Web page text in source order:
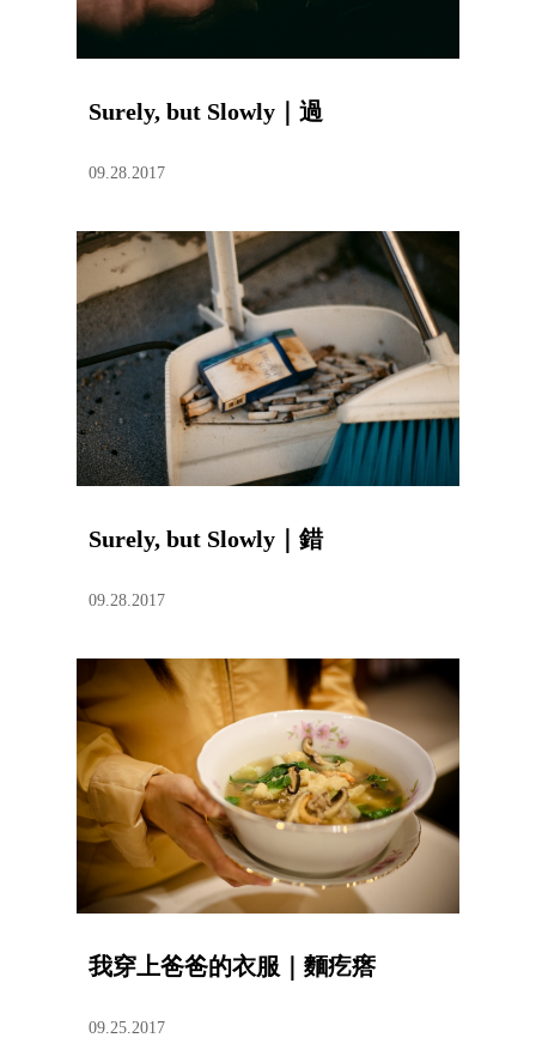
Surely, but Slowly｜過
09.28.2017
Surely, but Slowly｜錯
09.28.2017
我穿上爸爸的衣服｜麵疙瘩
09.25.2017